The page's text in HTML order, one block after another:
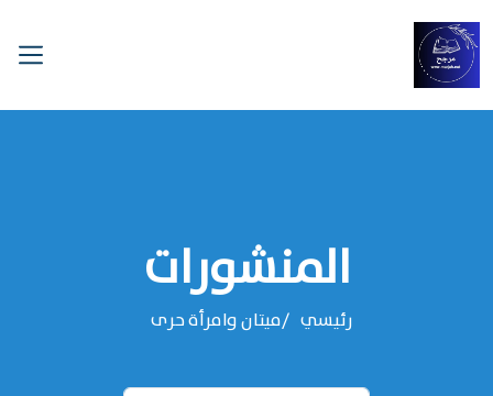
المنشورات
رئيسي ميتان وامرأة حرى